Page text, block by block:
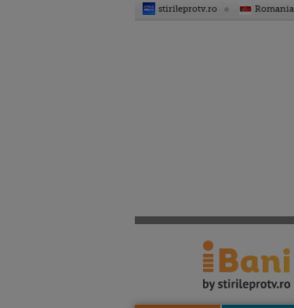
stirileprotv.ro